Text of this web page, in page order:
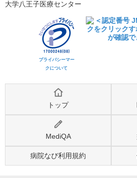
大学八王子医療センター
プライバシーマー
クについて
トップ
MediQA
病院なび利用規約